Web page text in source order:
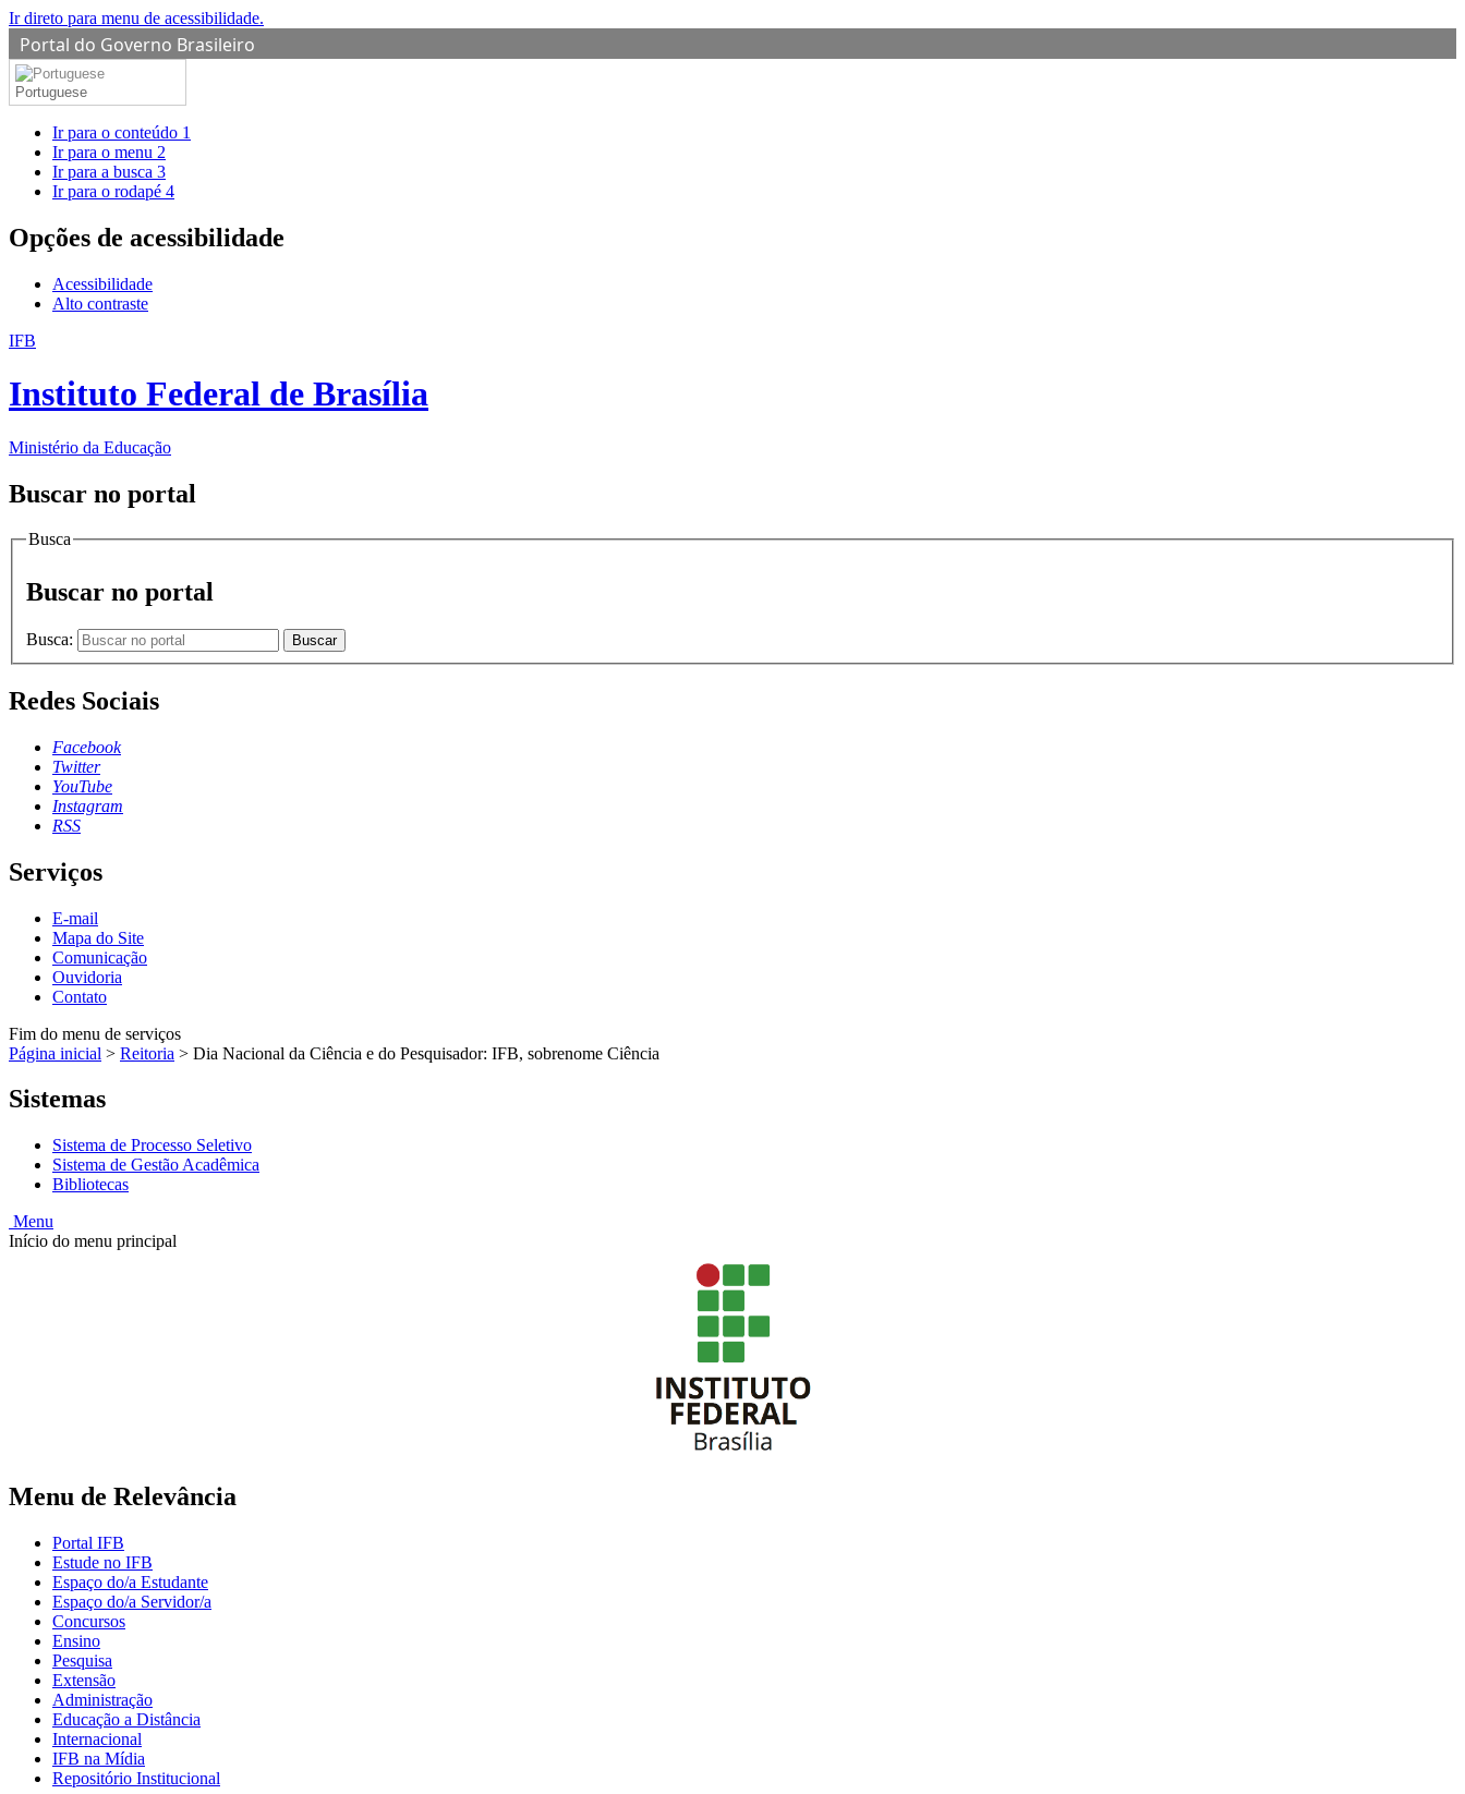
Ir direto para menu de acessibilidade.
Portal do Governo Brasileiro
Portuguese
Ir para o conteúdo 1
Ir para o menu 2
Ir para a busca 3
Ir para o rodapé 4
Opções de acessibilidade
Acessibilidade
Alto contraste
IFB
Instituto Federal de Brasília
Ministério da Educação
Buscar no portal
Busca
Buscar no portal
Busca: Buscar
Redes Sociais
Facebook
Twitter
YouTube
Instagram
RSS
Serviços
E-mail
Mapa do Site
Comunicação
Ouvidoria
Contato
Fim do menu de serviços
Página inicial > Reitoria > Dia Nacional da Ciência e do Pesquisador: IFB, sobrenome Ciência
Sistemas
Sistema de Processo Seletivo
Sistema de Gestão Acadêmica
Bibliotecas
Menu
Início do menu principal
Menu de Relevância
Portal IFB
Estude no IFB
Espaço do/a Estudante
Espaço do/a Servidor/a
Concursos
Ensino
Pesquisa
Extensão
Administração
Educação a Distância
Internacional
IFB na Mídia
Repositório Institucional